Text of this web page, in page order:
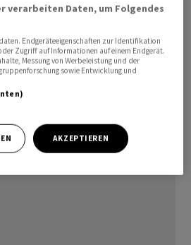
in dem Schreiben den
«erstklassige Geschichten
nicht einfach als
abtun könne. «Nicht nur die
der Welt nutzen die
Kreativen.»
verarbeiten Daten, um Folgendes
Endgeräteeigenschaften zur Identifikation
Zugriff auf Informationen auf einem Endgerät.
Messung von Werbeleistung und der
sowie Entwicklung und
AKZEPTIEREN